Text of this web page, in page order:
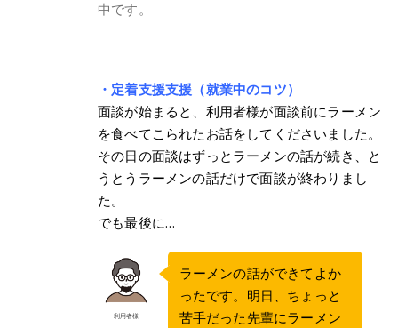
中です。
・定着支援支援（就業中のコツ）
面談が始まると、利用者様が面談前にラーメン
を食べてこられたお話をしてくださいました。
その日の面談はずっとラーメンの話が続き、と
うとうラーメンの話だけで面談が終わりまし
た。
でも最後に…
利用者様
ラーメンの話ができてよか
ったです。明日、ちょっと
苦手だった先輩にラーメン